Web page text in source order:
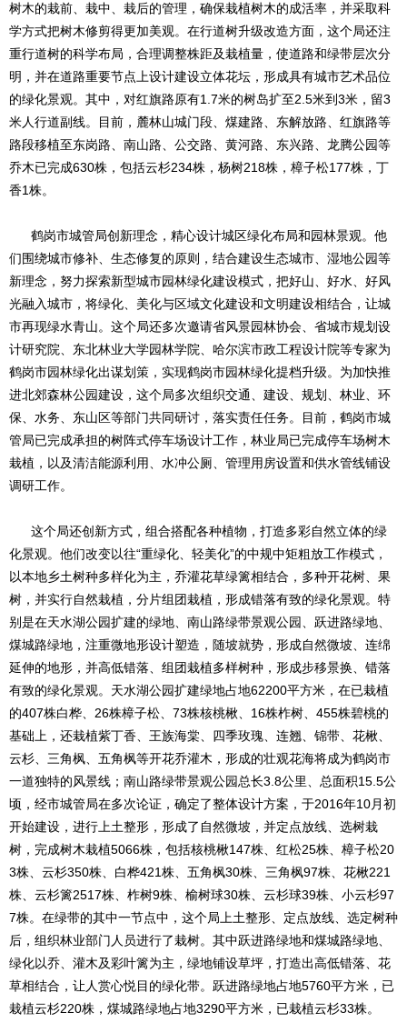
树木的栽前、栽中、栽后的管理，确保栽植树木的成活率，并采取科
学方式把树木修剪得更加美观。在行道树升级改造方面，这个局还注
重行道树的科学布局，合理调整株距及栽植量，使道路和绿带层次分
明，并在道路重要节点上设计建设立体花坛，形成具有城市艺术品位
的绿化景观。其中，对红旗路原有1.7米的树岛扩至2.5米到3米，留3
米人行道副线。目前，麓林山城门段、煤建路、东解放路、红旗路等
路段移植至东岗路、南山路、公交路、黄河路、东兴路、龙腾公园等
乔木已完成630株，包括云杉234株，杨树218株，樟子松177株，丁
香1株。
鹤岗市城管局创新理念，精心设计城区绿化布局和园林景观。他
们围绕城市修补、生态修复的原则，结合建设生态城市、湿地公园等
新理念，努力探索新型城市园林绿化建设模式，把好山、好水、好风
光融入城市，将绿化、美化与区域文化建设和文明建设相结合，让城
市再现绿水青山。这个局还多次邀请省风景园林协会、省城市规划设
计研究院、东北林业大学园林学院、哈尔滨市政工程设计院等专家为
鹤岗市园林绿化出谋划策，实现鹤岗市园林绿化提档升级。为加快推
进北郊森林公园建设，这个局多次组织交通、建设、规划、林业、环
保、水务、东山区等部门共同研讨，落实责任任务。目前，鹤岗市城
管局已完成承担的树阵式停车场设计工作，林业局已完成停车场树木
栽植，以及清洁能源利用、水冲公厕、管理用房设置和供水管线铺设
调研工作。
这个局还创新方式，组合搭配各种植物，打造多彩自然立体的绿
化景观。他们改变以往“重绿化、轻美化”的中规中矩粗放工作模式，
以本地乡土树种多样化为主，乔灌花草绿篱相结合，多种开花树、果
树，并实行自然栽植，分片组团栽植，形成错落有致的绿化景观。特
别是在天水湖公园扩建的绿地、南山路绿带景观公园、跃进路绿地、
煤城路绿地，注重微地形设计塑造，随坡就势，形成自然微坡、连绵
延伸的地形，并高低错落、组团栽植多样树种，形成步移景换、错落
有致的绿化景观。天水湖公园扩建绿地占地62200平方米，在已栽植
的407株白桦、26株樟子松、73株核桃楸、16株柞树、455株碧桃的
基础上，还栽植紫丁香、王族海棠、四季玫瑰、连翘、锦带、花楸、
云杉、三角枫、五角枫等开花乔灌木，形成的壮观花海将成为鹤岗市
一道独特的风景线；南山路绿带景观公园总长3.8公里、总面积15.5公
顷，经市城管局在多次论证，确定了整体设计方案，于2016年10月初
开始建设，进行上土整形，形成了自然微坡，并定点放线、选树栽
树，完成树木栽植5066株，包括核桃楸147株、红松25株、樟子松20
3株、云杉350株、白桦421株、五角枫30株、三角枫97株、花楸221
株、云杉篱2517株、柞树9株、榆树球30株、云杉球39株、小云杉97
7株。在绿带的其中一节点中，这个局上土整形、定点放线、选定树种
后，组织林业部门人员进行了栽树。其中跃进路绿地和煤城路绿地、
绿化以乔、灌木及彩叶篱为主，绿地铺设草坪，打造出高低错落、花
草相结合，让人赏心悦目的绿化带。跃进路绿地占地5760平方米，已
栽植云杉220株，煤城路绿地占地3290平方米，已栽植云杉33株。